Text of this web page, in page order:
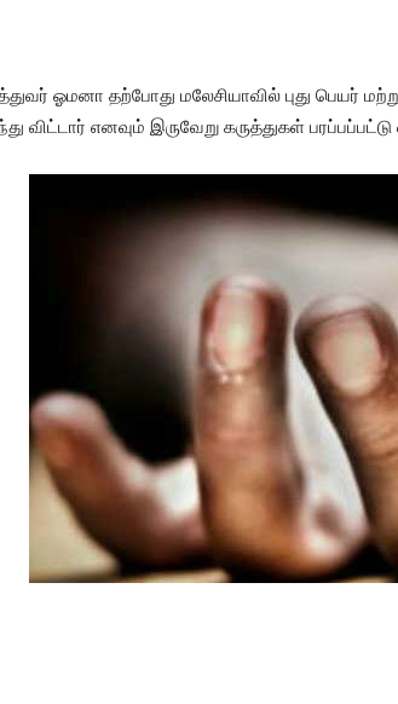
ஓமனா தற்போது மலேசியாவில் புது பெயர்
விட்டார் எனவும் இருவேறு கருத்துகள் பரப்பப்பட்டு